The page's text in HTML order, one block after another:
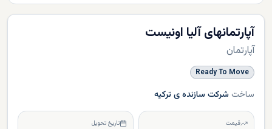
آپارتمانهای آلیا اونیست
آپارتمان
Ready To Move
ساخت شرکت سازنده ی ترکیه
قیمت تاریخ تحویل